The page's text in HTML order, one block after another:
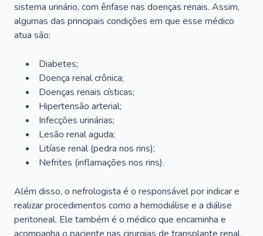
sistema urinário, com ênfase nas doenças renais. Assim,
algumas das principais condições em que esse médico
atua são:
Diabetes;
Doença renal crônica;
Doenças renais císticas;
Hipertensão arterial;
Infecções urinárias;
Lesão renal aguda;
Litíase renal (pedra nos rins);
Nefrites (inflamações nos rins).
Além disso, o nefrologista é o responsável por indicar e
realizar procedimentos como a hemodiálise e a diálise
peritoneal. Ele também é o médico que encaminha e